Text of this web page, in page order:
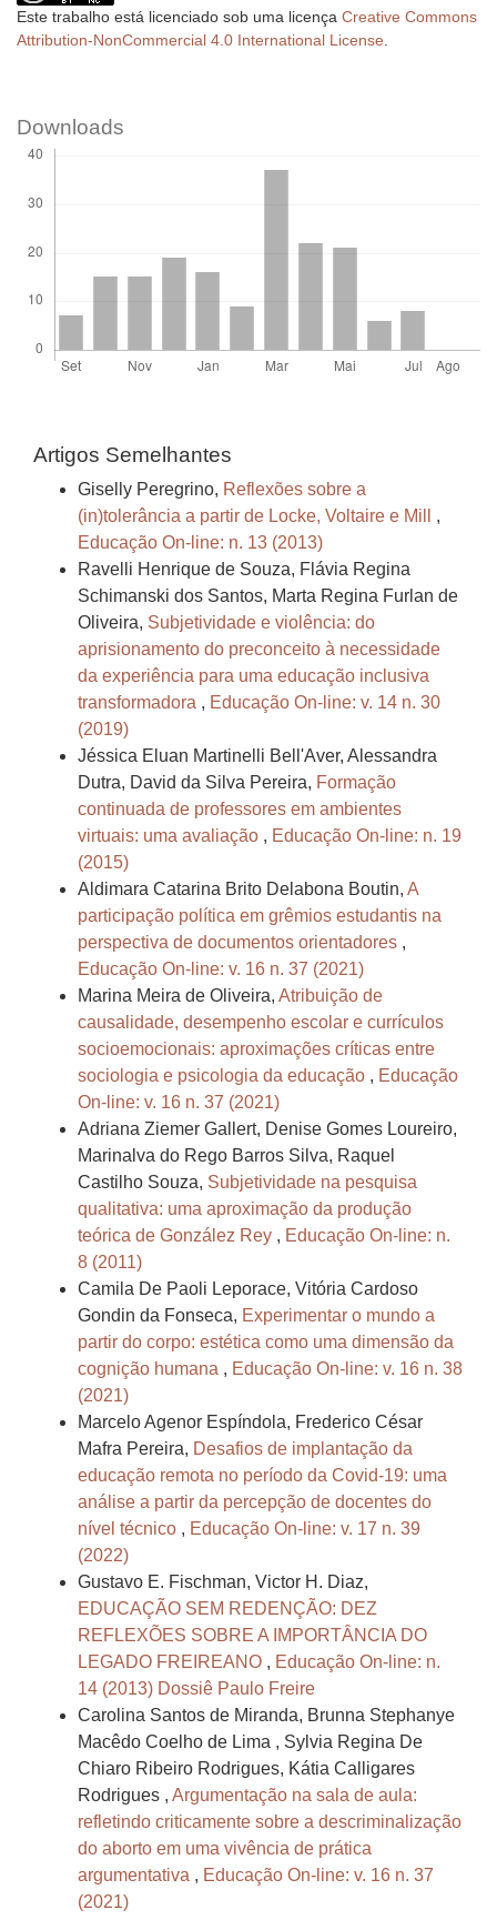
Este trabalho está licenciado sob uma licença Creative Commons
Attribution-NonCommercial 4.0 International License.
Downloads
Artigos Semelhantes
Giselly Peregrino, Reflexões sobre a
(in)tolerância a partir de Locke, Voltaire e Mill ,
Educação On-line: n. 13 (2013)
Ravelli Henrique de Souza, Flávia Regina
Schimanski dos Santos, Marta Regina Furlan de
Oliveira, Subjetividade e violência: do
aprisionamento do preconceito à necessidade
da experiência para uma educação inclusiva
transformadora , Educação On-line: v. 14 n. 30
(2019)
Jéssica Eluan Martinelli Bell'Aver, Alessandra
Dutra, David da Silva Pereira, Formação
continuada de professores em ambientes
virtuais: uma avaliação , Educação On-line: n. 19
(2015)
Aldimara Catarina Brito Delabona Boutin, A
participação política em grêmios estudantis na
perspectiva de documentos orientadores ,
Educação On-line: v. 16 n. 37 (2021)
Marina Meira de Oliveira, Atribuição de
causalidade, desempenho escolar e currículos
socioemocionais: aproximações críticas entre
sociologia e psicologia da educação , Educação
On-line: v. 16 n. 37 (2021)
Adriana Ziemer Gallert, Denise Gomes Loureiro,
Marinalva do Rego Barros Silva, Raquel
Castilho Souza, Subjetividade na pesquisa
qualitativa: uma aproximação da produção
teórica de González Rey , Educação On-line: n.
8 (2011)
Camila De Paoli Leporace, Vitória Cardoso
Gondin da Fonseca, Experimentar o mundo a
partir do corpo: estética como uma dimensão da
cognição humana , Educação On-line: v. 16 n. 38
(2021)
Marcelo Agenor Espíndola, Frederico César
Mafra Pereira, Desafios de implantação da
educação remota no período da Covid-19: uma
análise a partir da percepção de docentes do
nível técnico , Educação On-line: v. 17 n. 39
(2022)
Gustavo E. Fischman, Victor H. Diaz,
EDUCAÇÃO SEM REDENÇÃO: DEZ
REFLEXÕES SOBRE A IMPORTÂNCIA DO
LEGADO FREIREANO , Educação On-line: n.
14 (2013) Dossiê Paulo Freire
Carolina Santos de Miranda, Brunna Stephanye
Macêdo Coelho de Lima , Sylvia Regina De
Chiaro Ribeiro Rodrigues, Kátia Calligares
Rodrigues , Argumentação na sala de aula:
refletindo criticamente sobre a descriminalização
do aborto em uma vivência de prática
argumentativa , Educação On-line: v. 16 n. 37
(2021)